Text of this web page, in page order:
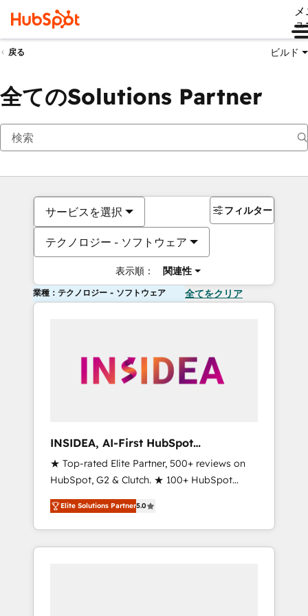
ュ
戻る ビルド
全てのSolutions Partner
サービスを選択
テクノロジー - ソフトウェア
表示順： 関連性
フィルター
業種：テクノロジー - ソフトウェア 全てをクリア
INSIDEA, AI-First HubSpot
Onboarding & RevOps
★ Top-rated Elite Partner, 500+ reviews on
HubSpot, G2 & Clutch. ★ 100+ HubSpot
Certified Experts & Trainers across the team
★ 1,500+ implementations across five
continents ★ AI-First, RevOps-led,
Onboarding obsessed ★ Company of the
Elite Solutions Partner5.0